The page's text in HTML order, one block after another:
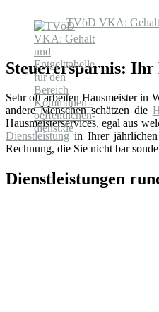
TVöD VKA: Gehalt
Steuerersparnis:
Sehr oft arbeiten Hausmeister in
andere Menschen schätzen die
Hausmeisterservices, egal aus
Dienstleistungin Ihrer jährlichen
Rechnung, die Sie nicht bar
Dienstleistungen